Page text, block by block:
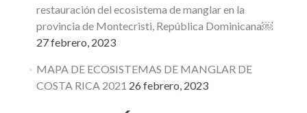
restauración del ecosistema de manglar en la
provincia de Montecristi, República Dominicana￼
27 febrero, 2023
MAPA DE ECOSISTEMAS DE MANGLAR DE
COSTA RICA 2021 26 febrero, 2023